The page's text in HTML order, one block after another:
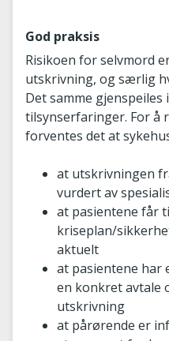
God praksis
Risikoen for selvmord
utskrivning, og særlig
Det samme gjenspeiles
tilsynserfaringer. For å
forventes det at
at utskrivningen
vurdert av
at pasientene får
kriseplan/
aktuelt
at pasientene har
en konkret avtale
utskrivning
at pårørende er